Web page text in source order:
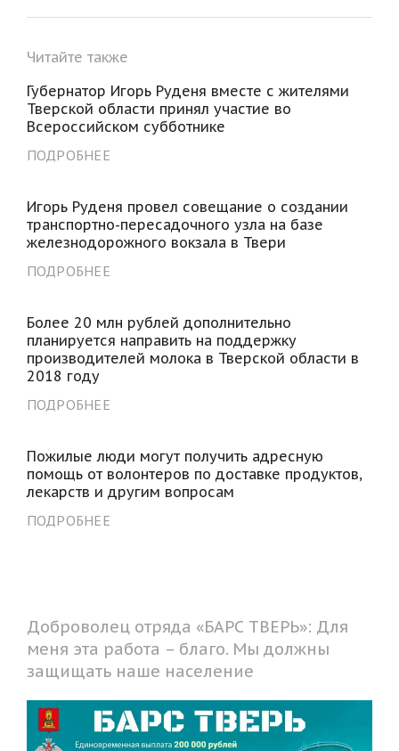
Читайте также
Губернатор Игорь Руденя вместе с жителями
Тверской области принял участие во
Всероссийском субботнике
ПОДРОБНЕЕ
Игорь Руденя провел совещание о создании
транспортно-пересадочного узла на базе
железнодорожного вокзала в Твери
ПОДРОБНЕЕ
Более 20 млн рублей дополнительно
планируется направить на поддержку
производителей молока в Тверской области в
2018 году
ПОДРОБНЕЕ
Пожилые люди могут получить адресную
помощь от волонтеров по доставке продуктов,
лекарств и другим вопросам
ПОДРОБНЕЕ
Доброволец отряда «БАРС ТВЕРЬ»: Для
меня эта работа – благо. Мы должны
защищать наше население